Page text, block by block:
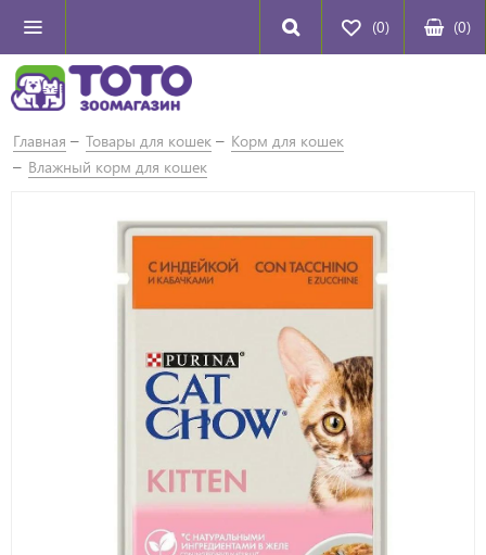
(0) (0)
Главная Товары для кошек
Корм для кошек
Влажный корм для кошек